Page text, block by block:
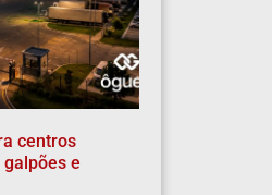
centros
e